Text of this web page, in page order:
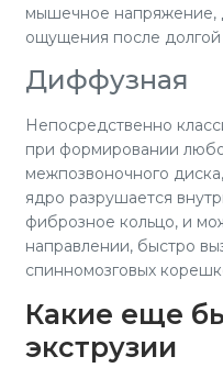
мышечное напряжение,
ощущения после
Диффузная
Непосредственно
при формировании
межпозвоночного
ядро разрушается
фиброзное кольцо, и
направлении, быстро
спинномозговых
Какие еще
экструзии